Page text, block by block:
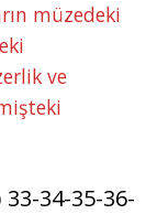
müzedeki
ve
33-34-35-36-